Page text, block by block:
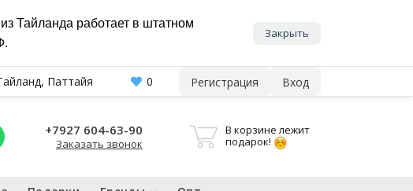
Тайланда работает в штатном
Закрыть
Паттайя 0 Регистрация Вход
+7927 604-63-90
Заказать звонок
В корзине лежит
подарок!